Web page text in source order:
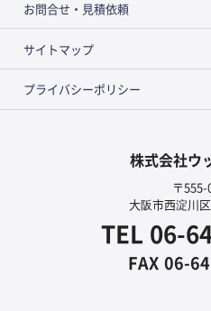
お問合せ・見積依頼
サイトマップ
プライバシーポリシー
株式会社ウ
〒555-
大阪市西淀川
TEL 06-
FAX 06-